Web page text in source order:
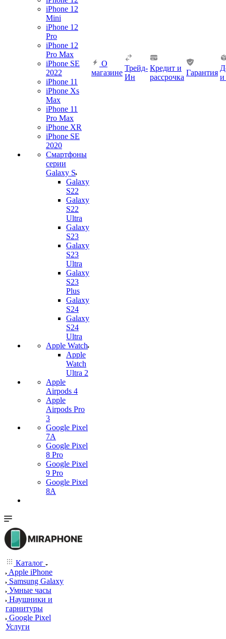
iPhone 12
Mini
iPhone 12
Pro
iPhone 12
Pro Max
iPhone SE
2022
iPhone 11
iPhone Xs
Max
iPhone 11
Pro Max
iPhone XR
iPhone SE
2020
Смартфоны
серии
Galaxy S
Galaxy
S22
Galaxy
S22
Ultra
Galaxy
S23
Galaxy
S23
Ultra
Galaxy
S23
Plus
Galaxy
S24
Galaxy
S24
Ultra
Apple Watch
Apple
Watch
Ultra 2
Apple
Airpods 4
Apple
Airpods Pro
3
Google Pixel
7А
Google Pixel
8 Pro
Google Pixel
9 Pro
Google Pixel
8A
О
магазине
Трейд-
Ин
Кредит и
рассрочка
Гарантия
и
Каталог
Apple iPhone
Samsung Galaxy
Умные часы
Наушники и
гарнитуры
Google Pixel
Услуги